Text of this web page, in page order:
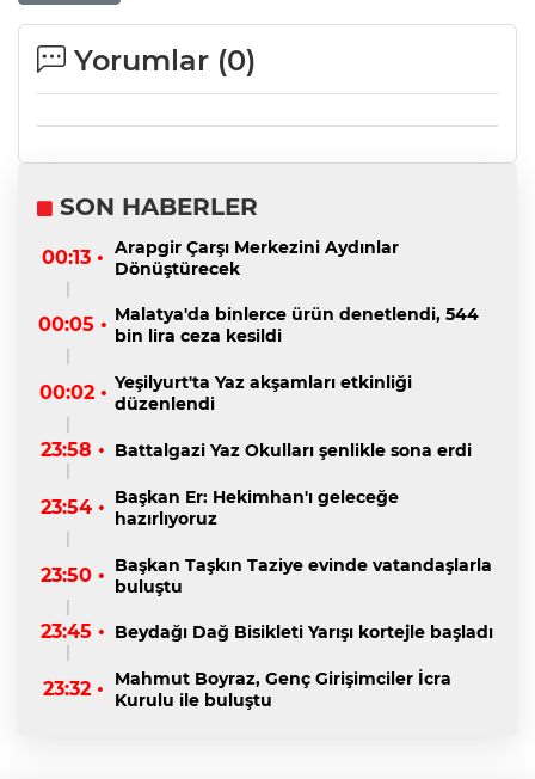
Yorumlar (0)
SON HABERLER
00:13 • Arapgir Çarşı Merkezini Aydınlar
Dönüştürecek
00:05 • Malatya'da binlerce ürün denetlendi, 544
bin lira ceza kesildi
00:02 • Yeşilyurt'ta Yaz akşamları etkinliği
düzenlendi
23:58 • Battalgazi Yaz Okulları şenlikle sona erdi
23:54 • Başkan Er: Hekimhan'ı geleceğe
hazırlıyoruz
23:50 • Başkan Taşkın Taziye evinde vatandaşlarla
buluştu
23:45 • Beydağı Dağ Bisikleti Yarışı kortejle başladı
23:32 •
Mahmut Boyraz, Genç Girişimciler İcra
Kurulu ile buluştu